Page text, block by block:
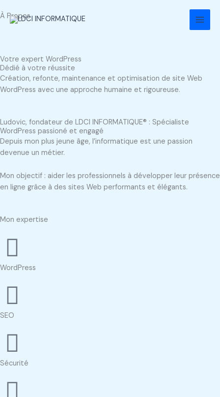
au
À Propos
Votre expert WordPress
Dédié à votre réussite
Création, refonte, maintenance et optimisation de site Web
WordPress avec une approche humaine et rigoureuse.
Ludovic, fondateur de LDCI INFORMATIQUE® : Spécialiste
WordPress passioné et engagé
Depuis mon plus jeune âge, l’informatique est une passion
devenue un métier.
Mon objectif : aider les professionnels à développer leur présence
en ligne grâce à des sites Web performants et élégants.
Mon expertise
WordPress
SEO
Sécurité